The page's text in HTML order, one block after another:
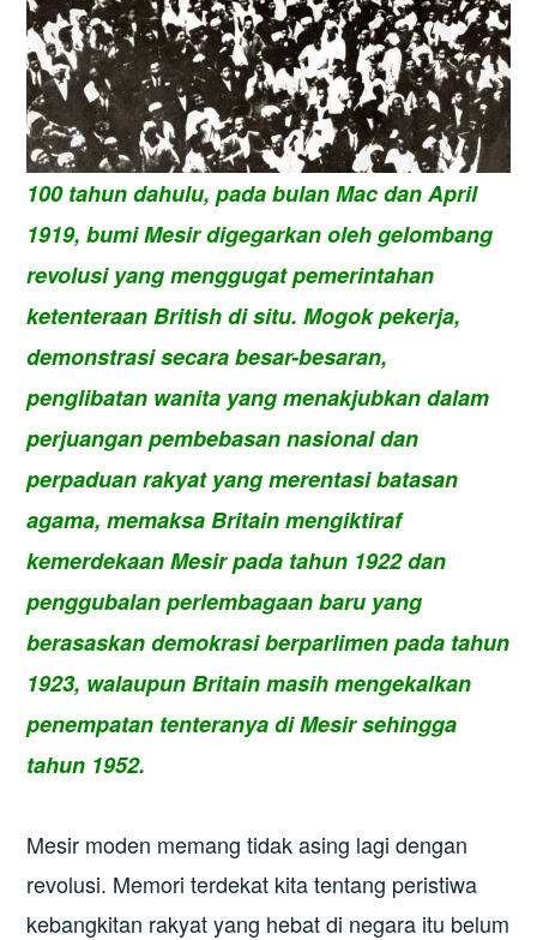
100 tahun dahulu, pada bulan Mac dan April
1919, bumi Mesir digegarkan oleh gelombang
revolusi yang menggugat pemerintahan
ketenteraan British di situ. Mogok pekerja,
demonstrasi secara besar-besaran,
penglibatan wanita yang menakjubkan dalam
perjuangan pembebasan nasional dan
perpaduan rakyat yang merentasi batasan
agama, memaksa Britain mengiktiraf
kemerdekaan Mesir pada tahun 1922 dan
penggubalan perlembagaan baru yang
berasaskan demokrasi berparlimen pada tahun
1923, walaupun Britain masih mengekalkan
penempatan tenteranya di Mesir sehingga
tahun 1952.
Mesir moden memang tidak asing lagi dengan
revolusi. Memori terdekat kita tentang peristiwa
kebangkitan rakyat yang hebat di negara itu belum